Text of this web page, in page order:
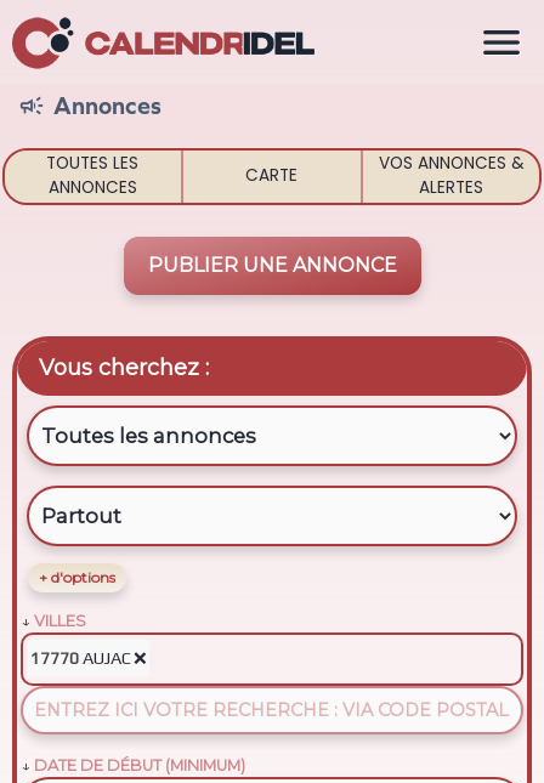
 Annonces
TOUTES LES
ANNONCES
CARTE
VOS ANNONCES &
ALERTES
PUBLIER UNE ANNONCE
Vous cherchez :
+ d'options
VILLES
17770 AUJAC❌
DATE DE DÉBUT (MINIMUM)
